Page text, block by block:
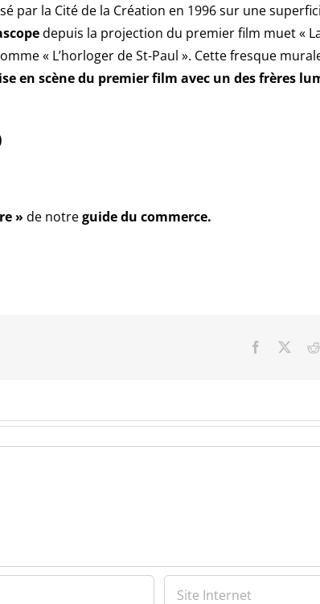
par la Cité de la Création en 1996 sur une
depuis la projection du premier film muet «
« L’horloger de St-Paul ». Cette fresque
en scène du premier film avec un des frères
» de notreguide du commerce.
Facebook